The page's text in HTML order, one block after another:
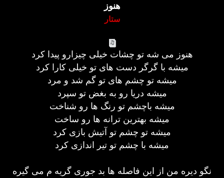
هنوز
ستار
هنوز می شه تو چشات خیلی چیزارو پیدا کرد
میشه با گرگر دست های تو خیلی کارا کرد
میشه تو چشم های تو گم شد و مرد
میشه دریا رو به بغض تو سپرد
میشه باچشم تو رنگ ها رو شناخت
میشه بهترین ترانه ها رو ساخت
میشه تو چشم تو آتیش بازی کرد
میشه با چشم تو تیر اندازی کرد
نگو دیره من از این فاصله ها بد جوری گریه م می گیره